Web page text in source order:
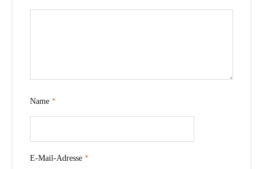
Name *
E-Mail-Adresse *